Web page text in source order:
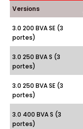
Versions
3.0 200 BVA SE (3
portes)
3.0 250 BVA S (3
portes)
3.0 250 BVA SE (3
portes)
3.0 400 BVA S (3
portes)